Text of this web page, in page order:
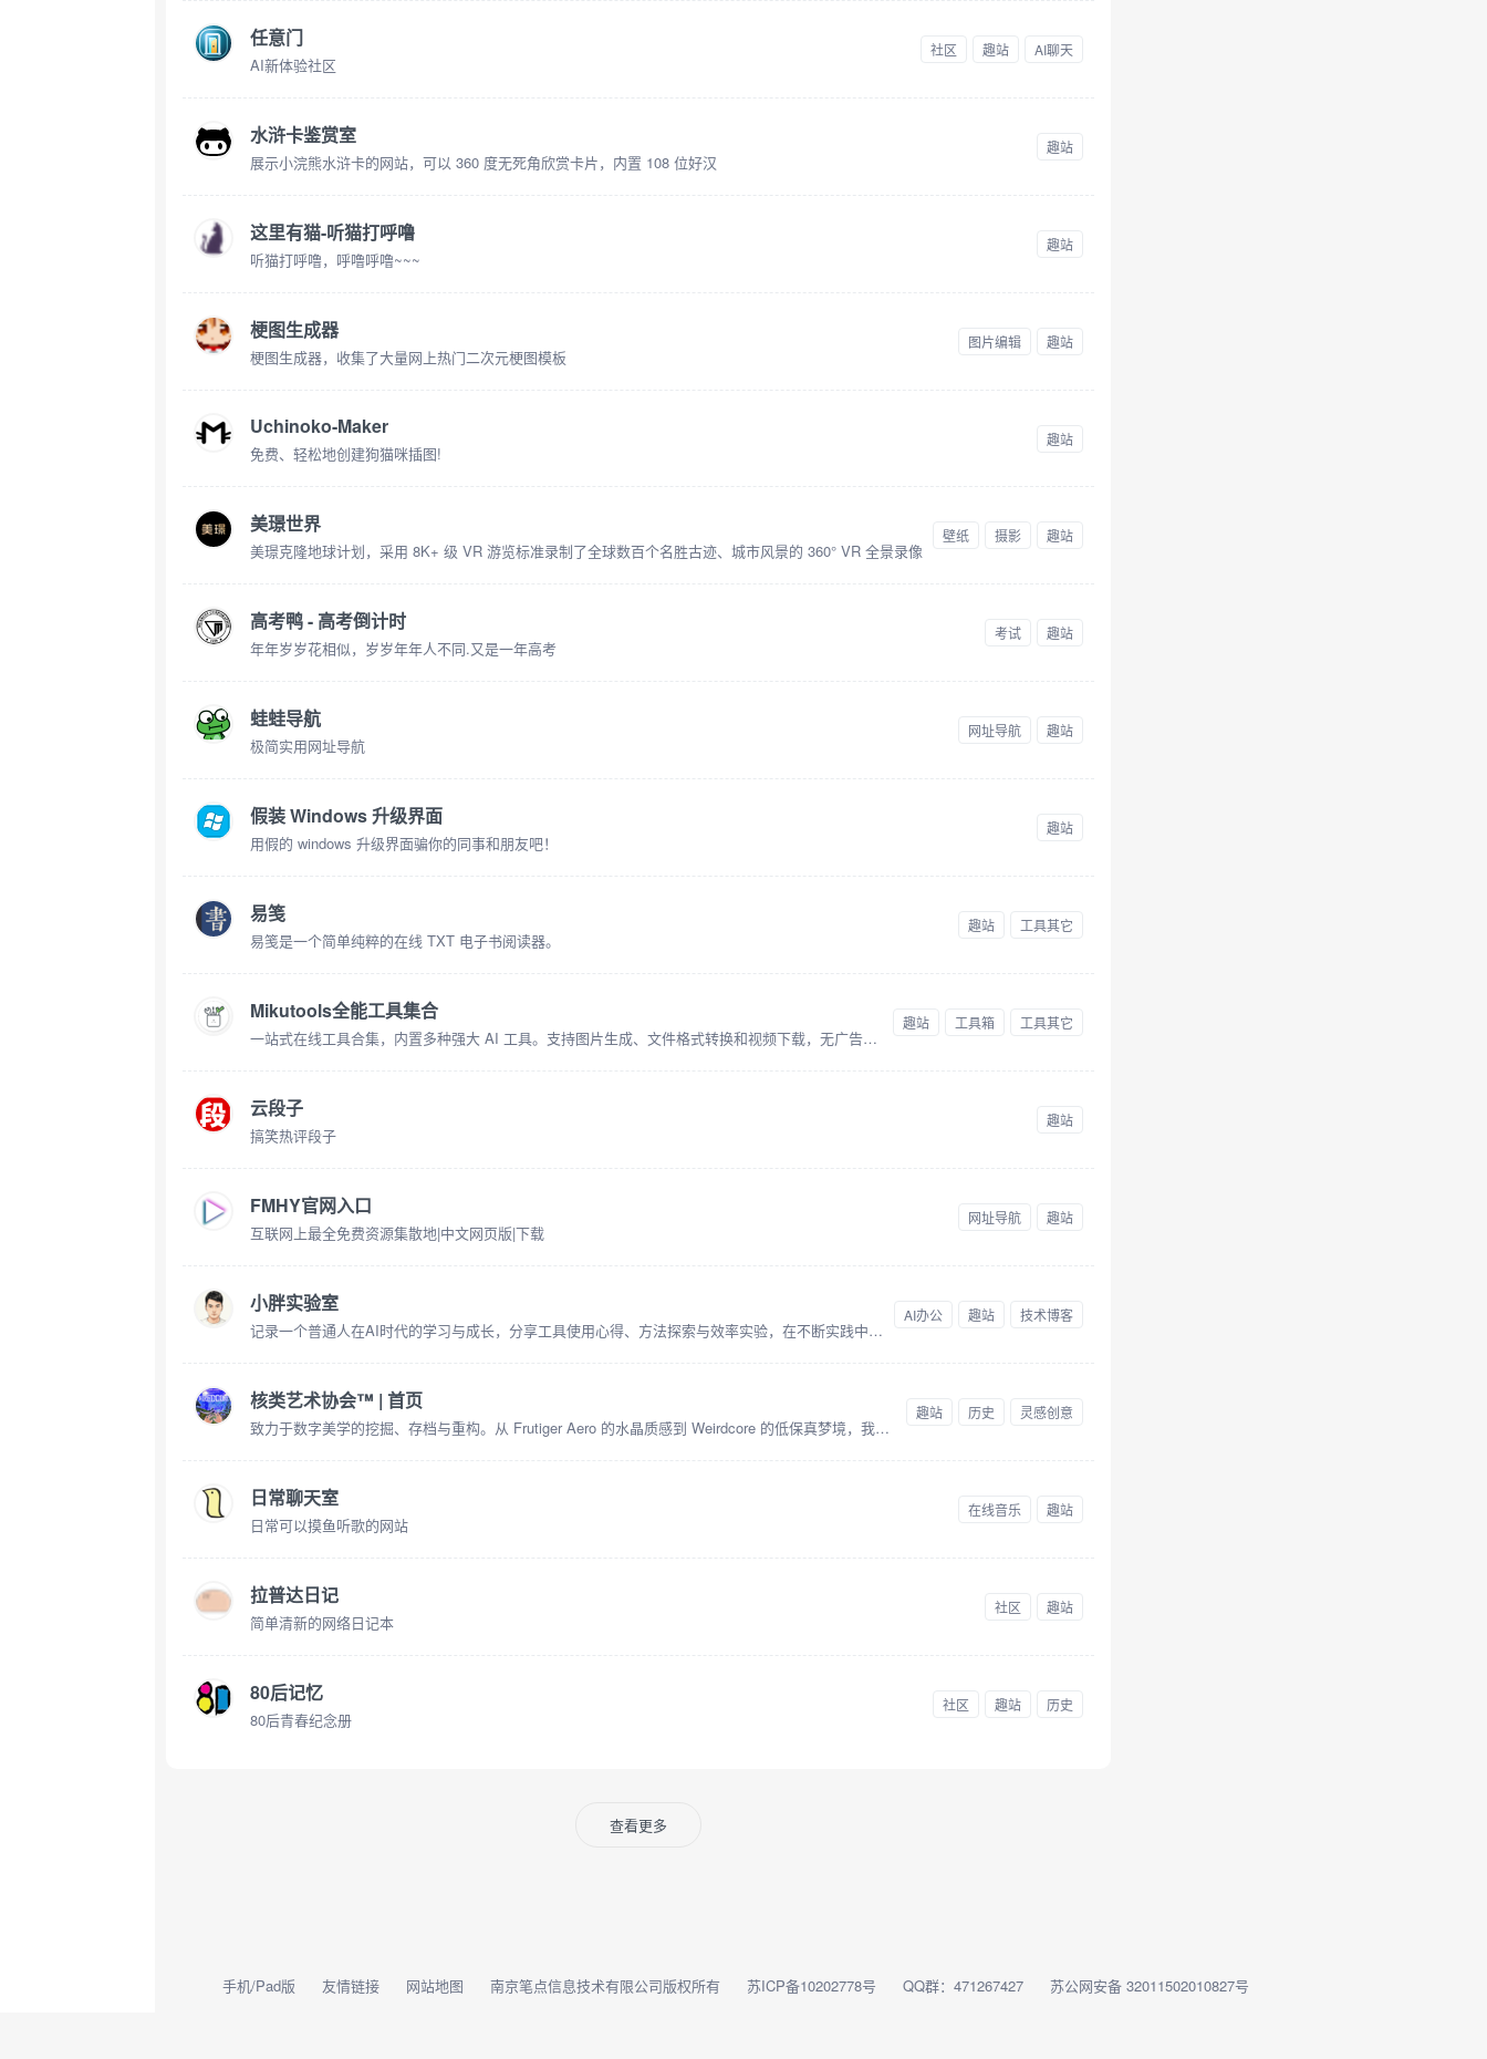
任意门
AI新体验社区
社区 趣站 AI聊天
水浒卡鉴赏室
展示小浣熊水浒卡的网站，可以 360 度无死角欣赏卡片，内置 108 位好汉
趣站
这里有猫-听猫打呼噜
听猫打呼噜，呼噜呼噜~~~
趣站
梗图生成器
梗图生成器，收集了大量网上热门二次元梗图模板
图片编辑 趣站
Uchinoko-Maker
免费、轻松地创建狗猫咪插图!
趣站
美璟世界
美璟克隆地球计划，采用 8K+ 级 VR 游览标准录制了全球数百个名胜古迹、城市风景的 360° VR 全景录像
壁纸 摄影 趣站
高考鸭 - 高考倒计时
年年岁岁花相似，岁岁年年人不同.又是一年高考
考试 趣站
蛙蛙导航
极简实用网址导航
网址导航 趣站
假装 Windows 升级界面
用假的 windows 升级界面骗你的同事和朋友吧！
趣站
易笺
易笺是一个简单纯粹的在线 TXT 电子书阅读器。
趣站 工具其它
Mikutools全能工具集合
一站式在线工具合集，内置多种强大 AI 工具。支持图片生成、文件格式转换和视频下载，无广告，无需登录，打开即用。
趣站 工具箱 工具其它
云段子
搞笑热评段子
趣站
FMHY官网入口
互联网上最全免费资源集散地|中文网页版|下载
网址导航 趣站
小胖实验室
记录一个普通人在AI时代的学习与成长，分享工具使用心得、方法探索与效率实验，在不断实践中寻找属于自己的生产力路径。
AI办公 趣站 技术博客
核类艺术协会™ | 首页
致力于数字美学的挖掘、存档与重构。从 Frutiger Aero 的水晶质感到 Weirdcore 的低保真梦境，我们记录互联网时代的视觉变迁。
趣站 历史 灵感创意
日常聊天室
日常可以摸鱼听歌的网站
在线音乐 趣站
拉普达日记
简单清新的网络日记本
社区 趣站
80后记忆
80后青春纪念册
社区 趣站 历史
查看更多
手机/Pad版 友情链接 网站地图 南京笔点信息技术有限公司版权所有 苏ICP备10202778号 QQ群：471267427 苏公网安备 32011502010827号